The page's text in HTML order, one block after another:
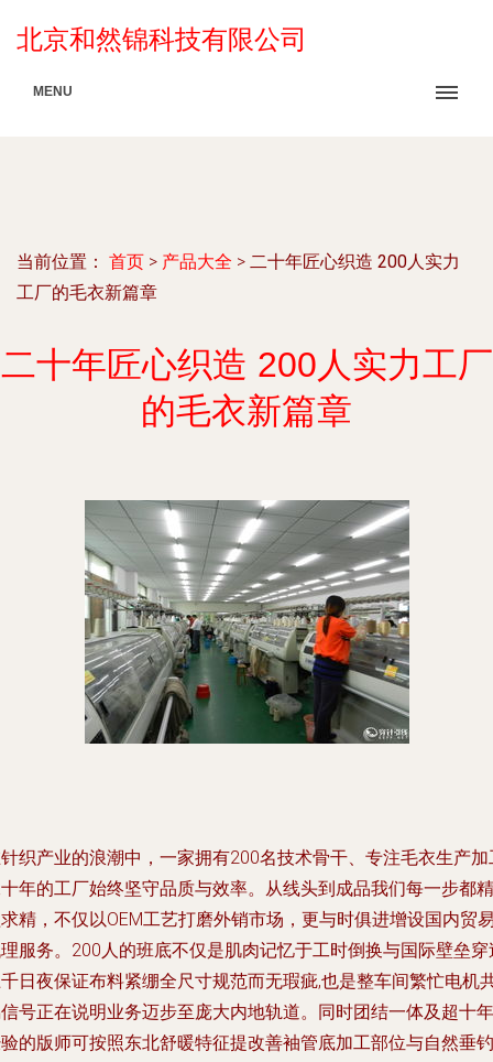
北京和然锦科技有限公司
MENU
当前位置： 首页 > 产品大全 > 二十年匠心织造 200人实力
工厂的毛衣新篇章
二十年匠心织造 200人实力工厂
的毛衣新篇章
织产业的浪潮中，一家拥有200名技术骨干、专注毛衣生产加
年的工厂始终坚守品质与效率。从线头到成品我们每一步都精
精，不仅以OEM工艺打磨外销市场，更与时俱进增设国内贸
服务。200人的班底不仅是肌肉记忆于工时倒换与国际壁垒穿
日夜保证布料紧绷全尺寸规范而无瑕疵,也是整车间繁忙电机
号正在说明业务迈步至庞大内地轨道。同时团结一体及超十年
的版师可按照东北舒暖特征提改善袖管底加工部位与自然垂钓